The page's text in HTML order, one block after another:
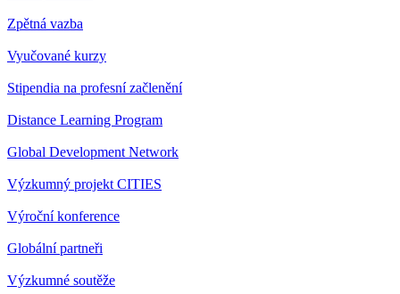
Zpětná vazba
Vyučované kurzy
Stipendia na profesní začlenění
Distance Learning Program
Global Development Network
Výzkumný projekt CITIES
Výroční konference
Globální partneři
Výzkumné soutěže